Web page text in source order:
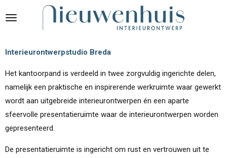
de
Interieurontwerpstudio Breda
Het kantoorpand is verdeeld in twee zorgvuldig ingerichte delen,
namelijk een praktische en inspirerende werkruimte waar gewerkt
wordt aan uitgebreide interieurontwerpen én een aparte
sfeervolle presentatieruimte waar de interieurontwerpen worden
gepresenteerd.
De presentatieruimte is ingericht om rust en vertrouwen uit te